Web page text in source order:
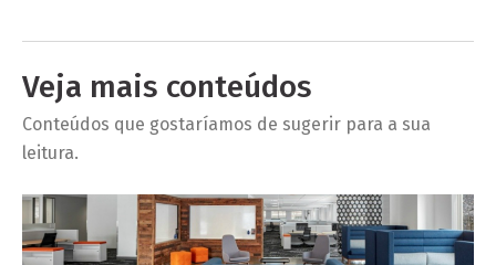
Veja mais conteúdos
Conteúdos que gostaríamos de sugerir para a sua
leitura.